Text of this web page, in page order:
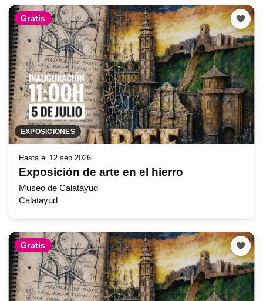
Gratis
EXPOSICIONES
Hasta el 12 sep 2026
Exposición de arte en el hierro
Museo de Calatayud
Calatayud
Gratis